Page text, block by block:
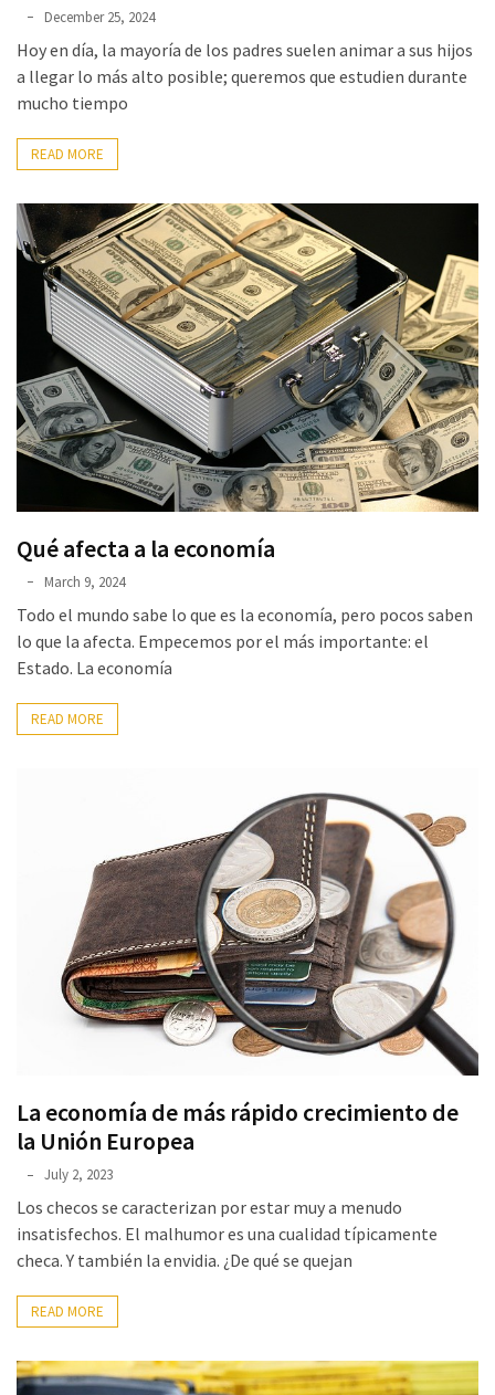
December 25, 2024
Hoy en día, la mayoría de los padres suelen animar a sus hijos
a llegar lo más alto posible; queremos que estudien durante
mucho tiempo
READ MORE
Qué afecta a la economía
March 9, 2024
Todo el mundo sabe lo que es la economía, pero pocos saben
lo que la afecta. Empecemos por el más importante: el
Estado. La economía
READ MORE
La economía de más rápido crecimiento de
la Unión Europea
July 2, 2023
Los checos se caracterizan por estar muy a menudo
insatisfechos. El malhumor es una cualidad típicamente
checa. Y también la envidia. ¿De qué se quejan
READ MORE